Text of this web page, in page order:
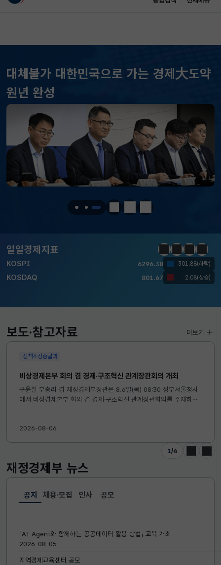
대체불가 대한민국으로 가는 경제大도약
원년 완성
정지 이전 다음
일일경제지표
KOSPI 6296.38 301.88(하락)
KOSDAQ 801.67 2.08(상승)
국고채(3년) 3.742 0.073(상승)
달러-원 1424.9000 0.2000(상승)
801.67 2.08(상승)
국고채(3년) 3.742 0.073(상승)
달러-원 1424.9000 0.2000(상승)
KOSDAQ
국고채(3년)
달러-원 1424.9000
정지이전다음일일경
보도·참고자료
정책조정총괄과
비상경제본부 회의 겸 경제·구조혁신 관계장관회의 개최
구윤철 부총리 겸 재정경제부장관은 8.6일(목) 08:30 정부서울청사
에서 비상경제본부 회의 겸 경제·구조혁신 관계장관회의를 주재하였
2026-08-06
1/4
이전 다음
더보기
재정경제부 뉴스
공지
선택됨
공지
「AI Agent와 함께하는 공공데이터 활용 방법」 교육 개최
2026-08-05
지역경제교육센터 공모
채용·모집 인사 공모